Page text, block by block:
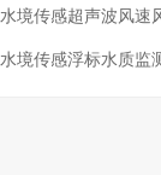
水境传感超声波风速
水境传感浮标水质监